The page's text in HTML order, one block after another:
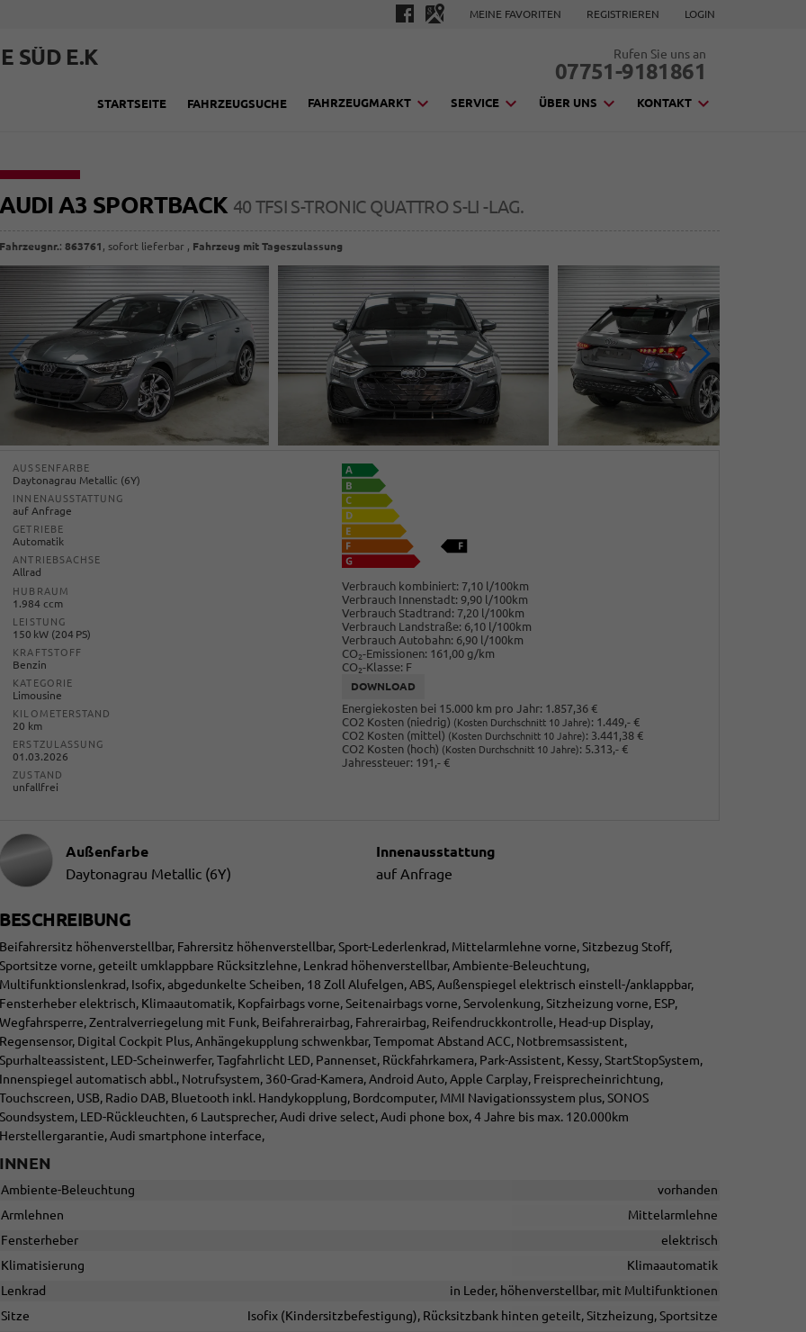
MEINE FAVORITEN REGISTRIEREN LOGIN
SÜD E.K Rufen Sie uns an
07751-9181861
STARTSEITE FAHRZEUGSUCHE FAHRZEUGMARKT SERVICE ÜBER UNS KONTAKT
AUDI A3 SPORTBACK 40 TFSI S-TRONIC QUATTRO S-LI -LAG.
Fahrzeugnr.:863761 ,sofort lieferbar , Fahrzeug mit Tageszulassung
AUSSENFARBE
Daytonagrau Metallic (6Y)
INNENAUSSTATTUNG
auf Anfrage
GETRIEBE
Automatik
ANTRIEBSACHSE
Allrad
HUBRAUM
1.984 ccm
LEISTUNG
150 kW (204 PS)
KRAFTSTOFF
Benzin
KATEGORIE
Limousine
KILOMETERSTAND
20 km
ERSTZULASSUNG
01.03.2026
ZUSTAND
unfallfrei
Verbrauch kombiniert: 7,10 l/100km
Verbrauch Innenstadt: 9,90 l/100km
Verbrauch Stadtrand: 7,20 l/100km
Verbrauch Landstraße: 6,10 l/100km
Verbrauch Autobahn: 6,90 l/100km
CO2-Emissionen: 161,00 g/km
CO2-Klasse: F
DOWNLOAD
Energiekosten bei 15.000 km pro Jahr: 1.857,36 €
CO2 Kosten (niedrig) (Kosten Durchschnitt 10 Jahre): 1.449,- €
CO2 Kosten (mittel) (Kosten Durchschnitt 10 Jahre): 3.441,38 €
CO2 Kosten (hoch) (Kosten Durchschnitt 10 Jahre): 5.313,- €
Jahressteuer: 191,- €
Außenfarbe
Daytonagrau Metallic (6Y)
Innenausstattung
auf Anfrage
BESCHREIBUNG
Beifahrersitz höhenverstellbar, Fahrersitz höhenverstellbar, Sport-Lederlenkrad, Mittelarmlehne vorne, Sitzbezug Stoff,
Sportsitze vorne, geteilt umklappbare Rücksitzlehne, Lenkrad höhenverstellbar, Ambiente-Beleuchtung,
Multifunktionslenkrad, Isofix, abgedunkelte Scheiben, 18 Zoll Alufelgen, ABS, Außenspiegel elektrisch einstell-/anklappbar,
Fensterheber elektrisch, Klimaautomatik, Kopfairbags vorne, Seitenairbags vorne, Servolenkung, Sitzheizung vorne, ESP,
Wegfahrsperre, Zentralverriegelung mit Funk, Beifahrerairbag, Fahrerairbag, Reifendruckkontrolle, Head-up Display,
Regensensor, Digital Cockpit Plus, Anhängekupplung schwenkbar, Tempomat Abstand ACC, Notbremsassistent,
Spurhalteassistent, LED-Scheinwerfer, Tagfahrlicht LED, Pannenset, Rückfahrkamera, Park-Assistent, Kessy, StartStopSystem,
Innenspiegel automatisch abbl., Notrufsystem, 360-Grad-Kamera, Android Auto, Apple Carplay, Freisprecheinrichtung,
Touchscreen, USB, Radio DAB, Bluetooth inkl. Handykopplung, Bordcomputer, MMI Navigationssystem plus, SONOS
Soundsystem, LED-Rückleuchten, 6 Lautsprecher, Audi drive select, Audi phone box, 4 Jahre bis max. 120.000km
Herstellergarantie, Audi smartphone interface,
INNEN
Ambiente-Beleuchtung
vorhanden
Armlehnen
Mittelarmlehne
Fensterheber
elektrisch
Klimatisierung
Klimaautomatik
Lenkrad
in Leder, höhenverstellbar, mit Multifunktionen
Sitze
Isofix (Kindersitzbefestigung), Rücksitzbank hinten geteilt, Sitzheizung, Sportsitze